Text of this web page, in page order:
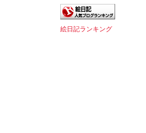
絵日記ランキング